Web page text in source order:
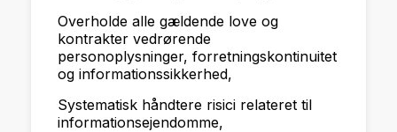
Overholde alle gældende love og
kontrakter vedrørende
personoplysninger, forretningskontinuitet
og informationssikkerhed,
Systematisk håndtere risici relateret til
informationsejendomme,